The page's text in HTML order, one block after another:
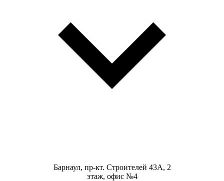
Барнаул, пр-кт. Строителей 43А, 2
этаж, офис №4